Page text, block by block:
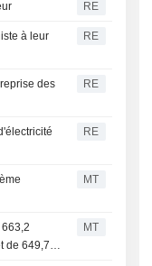
RE
à leur
RE
des
RE
RE
MT
de 649,7
MT